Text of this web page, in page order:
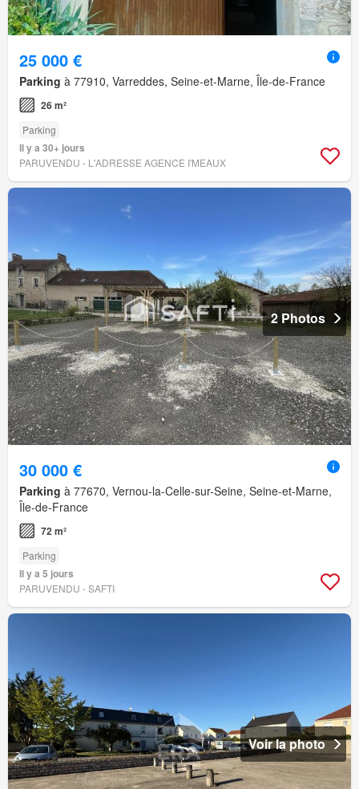
25 000 €
Parking à 77910, Varreddes, Seine-et-Marne, Île-de-France
26 m²
Parking
Il y a 30+ jours
PARUVENDU - L'ADRESSE AGENCE I'MEAUX
2 Photos
30 000 €
Parking à 77670, Vernou-la-Celle-sur-Seine, Seine-et-Marne,
Île-de-France
72 m²
Parking
Il y a 5 jours
PARUVENDU - SAFTI
Voir la photo